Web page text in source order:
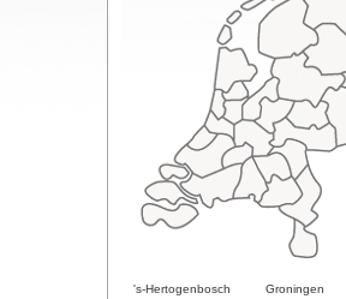
's-Hertogenbosch
Groningen